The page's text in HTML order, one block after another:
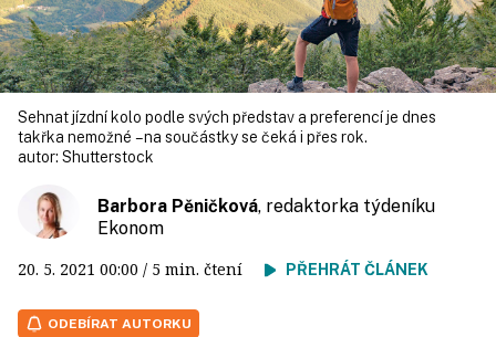
Sehnat jízdní kolo podle svých představ a preferencí je dnes
takřka nemožné – na součástky se čeká i přes rok.
autor: Shutterstock
Barbora Pěničková, redaktorka týdeníku
Ekonom
20. 5. 2021 00:00 / 5 min. čtení PŘEHRÁT ČLÁNEK
ODEBÍRAT AUTORKU